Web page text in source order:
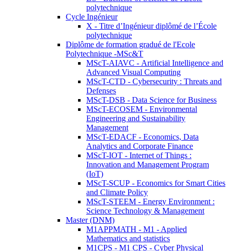
polytechnique
Cycle Ingénieur
X - Titre d’Ingénieur diplômé de l’École
polytechnique
Diplôme de formation gradué de l'Ecole
Polytechnique -MSc&T
MScT-AIAVC - Artificial Intelligence and
Advanced Visual Computing
MScT-CTD - Cybersecurity : Threats and
Defenses
MScT-DSB - Data Science for Business
MScT-ECOSEM - Environmental
Engineering and Sustainability
Management
MScT-EDACF - Economics, Data
Analytics and Corporate Finance
MScT-IOT - Internet of Things :
Innovation and Management Program
(IoT)
MScT-SCUP - Economics for Smart Cities
and Climate Policy
MScT-STEEM - Energy Environment :
Science Technology & Management
Master (DNM)
M1APPMATH - M1 - Applied
Mathematics and statistics
M1CPS - M1 CPS - Cyber Physical